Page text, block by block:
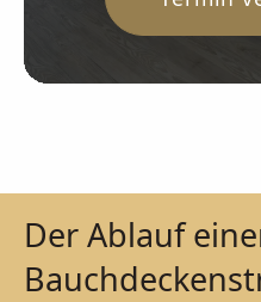
Der Ablauf